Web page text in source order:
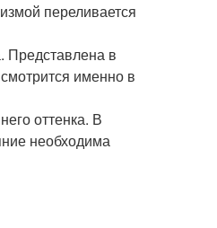
переливается
Представлена в
именно в
оттенка. В
необходима